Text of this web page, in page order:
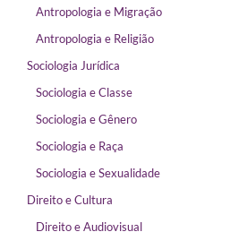
Antropologia e Migração
Antropologia e Religião
Sociologia Jurídica
Sociologia e Classe
Sociologia e Gênero
Sociologia e Raça
Sociologia e Sexualidade
Direito e Cultura
Direito e Audiovisual